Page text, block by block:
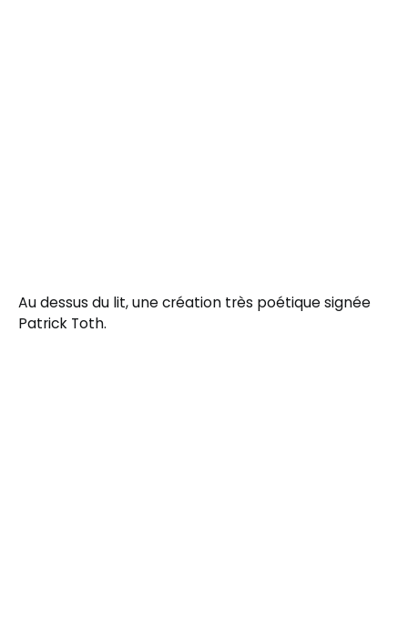
Au dessus du lit, une création très poétique signée
Patrick Toth.